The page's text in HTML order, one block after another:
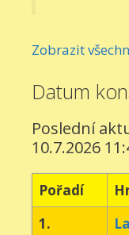
Zobrazit
Datum
Poslední
10.7.2026
Pořadí
1.